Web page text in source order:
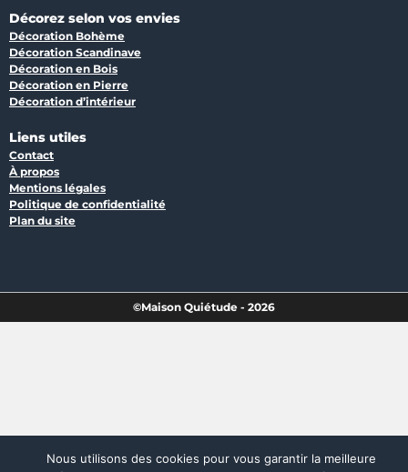
Décorez selon vos envies
Décoration Bohème
Décoration Scandinave
Décoration en Bois
Décoration en Pierre
Décoration d’intérieur
Liens utiles
Contact
À propos
Mentions légales
Politique de confidentialité
Plan du site
©Maison Quiétude - 2026
Nous utilisons des cookies pour vous garantir la meilleure